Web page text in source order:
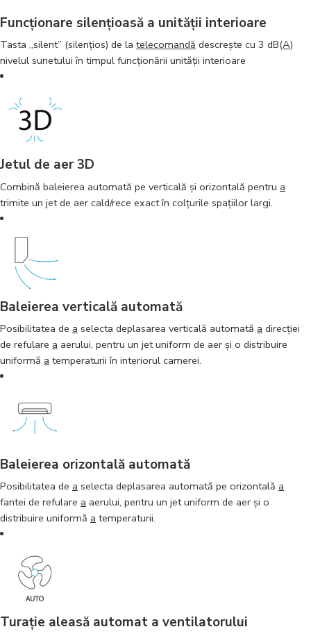
Funcţionare silenţioasă a unităţii interioare
Tasta „silent” (silenţios) de la telecomandă descreşte cu 3 dB(A)
nivelul sunetului în timpul funcţionării unităţii interioare
Jetul de aer 3D
Combină baleierea automată pe verticală şi orizontală pentru a
trimite un jet de aer cald/rece exact în colţurile spaţiilor largi.
Baleierea verticală automată
Posibilitatea de a selecta deplasarea verticală automată a direcţiei
de refulare a aerului, pentru un jet uniform de aer şi o distribuire
uniformă a temperaturii în interiorul camerei.
Baleierea orizontală automată
Posibilitatea de a selecta deplasarea automată pe orizontală a
fantei de refulare a aerului, pentru un jet uniform de aer şi o
distribuire uniformă a temperaturii.
Turaţie aleasă automat a ventilatorului